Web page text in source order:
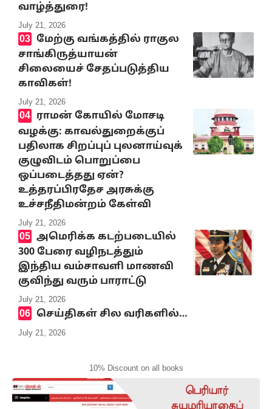
வாழ்த்துரை!
July 21, 2026
மேற்கு வங்கத்தில் ராகுல
சாங்கிருத்யாயன்
சிலையைச் சேதப்படுத்திய
காவிகள்!
July 21, 2026
ராமன் கோயில் மோசடி
வழக்கு: காவல்துறைக்குப்
பதிலாக சிறப்புப் புலனாய்வுக்
குழுவிடம் பொறுப்பை
ஒப்படைத்தது ஏன்?
உத்தரப்பிரதேச அரசுக்கு
உச்சநீதிமன்றம் கேள்வி
July 21, 2026
அமெரிக்க கடற்படையில்
300 பேரை வழிநடத்தும்
இந்திய வம்சாவளி மாணவி
குவிந்து வரும் பாராட்டு
July 21, 2026
செய்திகள் சில வரிகளில்…
July 21, 2026
10% Discount on all books